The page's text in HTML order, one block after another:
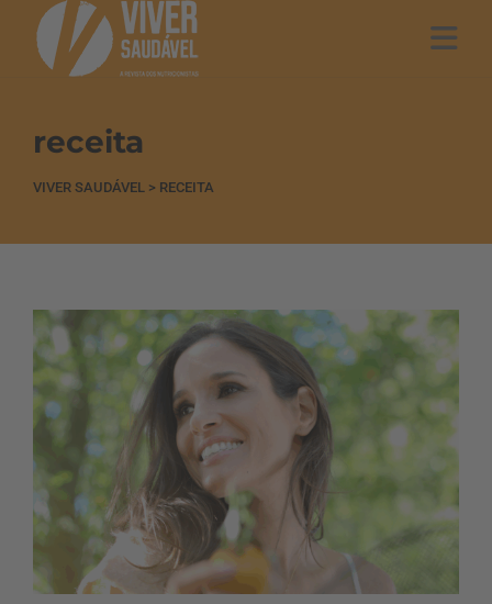
receita
VIVER SAUDÁVEL > RECEITA